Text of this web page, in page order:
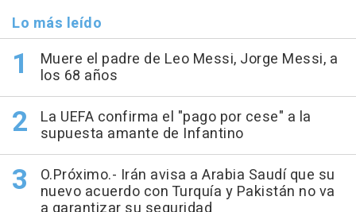
Lo más leído
Muere el padre de Leo Messi, Jorge Messi, a
los 68 años
La UEFA confirma el "pago por cese" a la
supuesta amante de Infantino
O.Próximo.- Irán avisa a Arabia Saudí que su
nuevo acuerdo con Turquía y Pakistán no va